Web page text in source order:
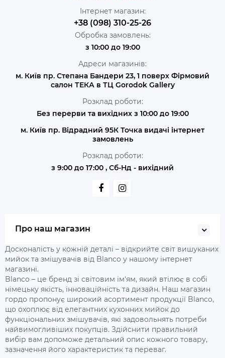
Інтернет магазин:
+38 (098) 310-25-26
Обробка замовлень:
з 10:00 до 19:00
Адреси магазинів:
м. Київ пр. Степана Бандери 23, 1 поверх Фірмовий
салон ТЕКА в ТЦ Gorodok Gallery
Розклад роботи:
Без перерви та вихідних з 10:00 до 19:00
м. Київ пр. Відрадний 95К Точка видачі інтернет
замовлень
Розклад роботи:
з 9:00 до 17:00 , Сб-Нд - вихідний
Про наш магазин
Досконалість у кожній деталі – відкрийте світ вишуканих
мийок та змішувачів від Blanco у нашому інтернет
магазині.
Blanco – це бренд зі світовим ім'ям, який втілює в собі
німецьку якість, інноваційність та дизайн. Наш магазин
гордо пропонує широкий асортимент продукції Blanco,
що охоплює від елегантних кухонних мийок до
функціональних змішувачів, які задовольнять потреби
найвимогливіших покупців. Здійснити правильний
вибір вам допоможе детальний опис кожного товару,
зазначення його характеристик та переваг.